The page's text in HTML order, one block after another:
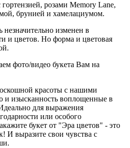
розами Memory Lane,
брунией и хамелациумом.
незначительно изменен в
и цветов. Но форма и цветовая
фото/видео букета Вам на
красоты с нашими
и изысканность воплощенные в
для выражения
или особого
букет от "Эра цветов" - это
И выразите свои чувства с